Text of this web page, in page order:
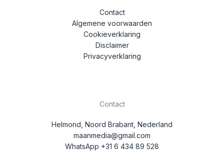
Contact
Algemene voorwaarden
Cookieverklaring
Disclaimer
Privacyverklaring
Contact
Helmond, Noord Brabant, Nederland
maanmedia@gmail.com
WhatsApp +31 6 434 89 528